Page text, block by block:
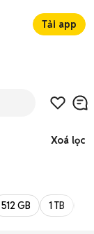
Tải app
Xoá lọc
512 GB 1 TB